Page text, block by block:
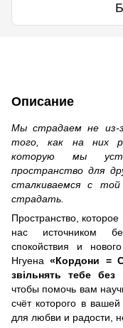
Описание
Мы страдаем не из-
того, как на них
которую мы
пространство для
сталкиваемся с
страдать.
Пространство,
нас источником
спокойствия и
Нгуена«Кордони =
звільнять тебе без
чтобы помочь вам
счёт которого в
для любви и радости,